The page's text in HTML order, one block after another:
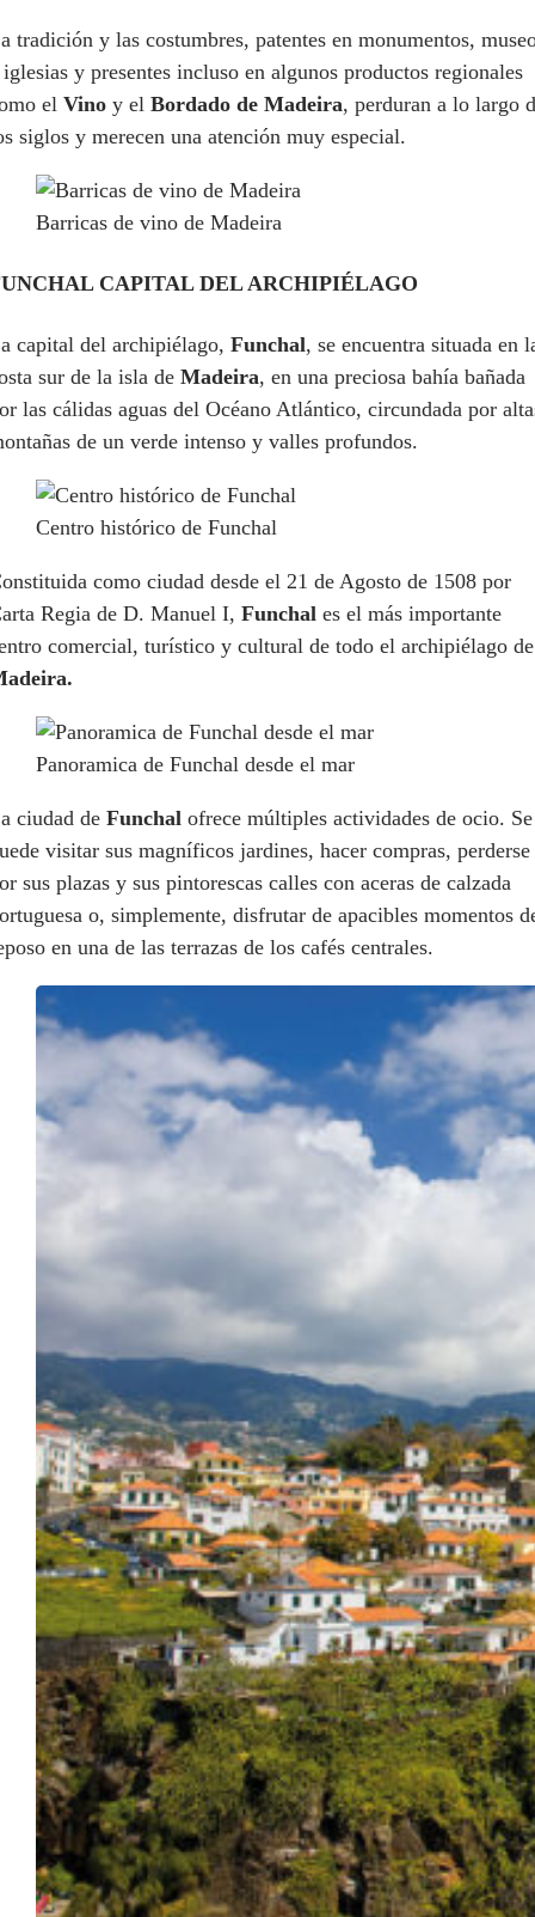
tradición y las costumbres, patentes en monumentos,
iglesias y presentes incluso en algunos productos regionales
el Vino y el Bordado de Madeira, perduran a lo largo
siglos y merecen una atención muy especial.
Barricas de vino de Madeira
CAPITAL DEL ARCHIPIÉLAGO
capital del archipiélago, Funchal, se encuentra situada en
sur de la isla de Madeira, en una preciosa bahía bañada
las cálidas aguas del Océano Atlántico, circundada por
de un verde intenso y valles profundos.
Centro histórico de Funchal
como ciudad desde el 21 de Agosto de 1508 por
Regia de D. Manuel I, Funchal es el más importante
comercial, turístico y cultural de todo el archipiélago de
Panoramica de Funchal desde el mar
ciudad de Funchal ofrece múltiples actividades de ocio. Se
visitar sus magníficos jardines, hacer compras, perderse
sus plazas y sus pintorescas calles con aceras de calzada
o, simplemente, disfrutar de apacibles momentos
en una de las terrazas de los cafés centrales.